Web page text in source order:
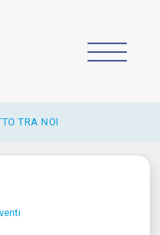
TRA NOI